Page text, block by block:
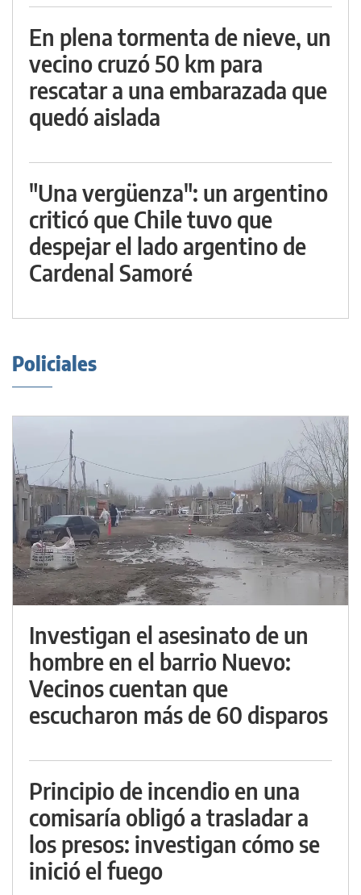
En plena tormenta de nieve, un
vecino cruzó 50 km para
rescatar a una embarazada que
quedó aislada
"Una vergüenza": un argentino
criticó que Chile tuvo que
despejar el lado argentino de
Cardenal Samoré
Policiales
Investigan el asesinato de un
hombre en el barrio Nuevo:
Vecinos cuentan que
escucharon más de 60 disparos
Principio de incendio en una
comisaría obligó a trasladar a
los presos: investigan cómo se
inició el fuego